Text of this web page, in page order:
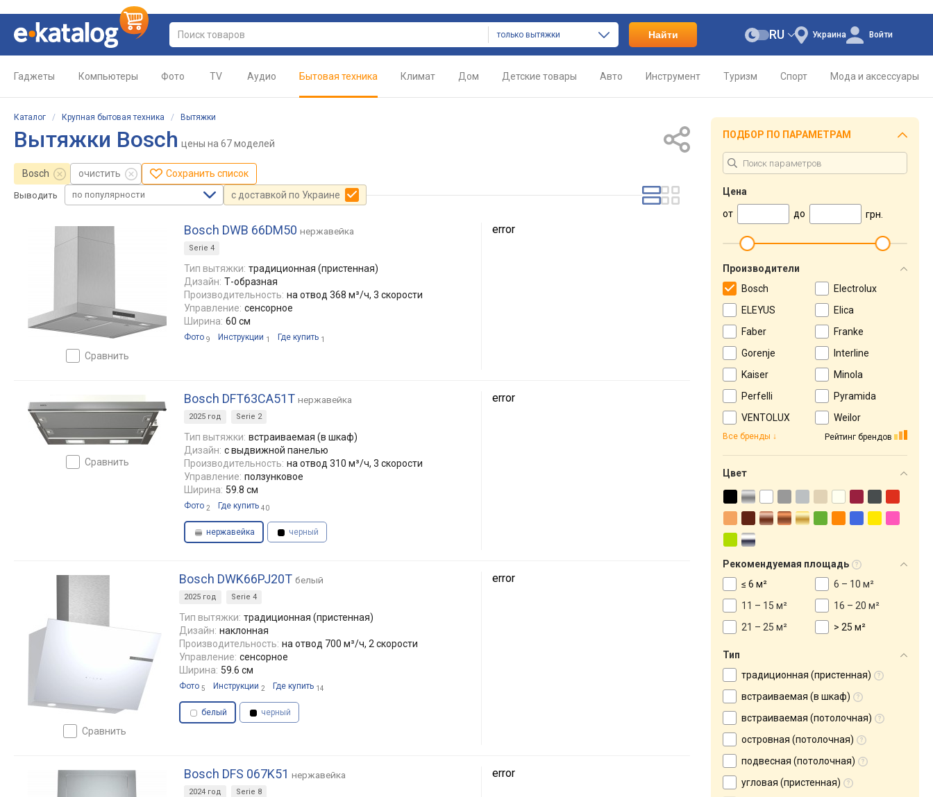
только вытяжки Найти Украина
RU Войти
Гаджеты Компьютеры Фото TV Аудио Бытовая техника Климат Дом Детские товары Авто Инструмент Туризм Спорт Мода и аксессуары
Каталог / Крупная бытовая техника / Вытяжки
Вытяжки Bosch цены на 67 моделей
Bosch очистить Сохранить список
Выводить по популярности с доставкой по Украине
сравнить
Bosch DWB 66DM50 нержавейка
Serie 4
Тип вытяжки: традиционная (пристенная)
Дизайн: Т-образная
Производительность: на отвод 368 м³/ч, 3 скорости
Управление: сенсорное
Ширина: 60 см
Фото 9 Инструкции 1 Где купить 1
error
сравнить
Bosch DFT63CA51T нержавейка
2025 год Serie 2
Тип вытяжки: встраиваемая (в шкаф)
Дизайн: с выдвижной панелью
Производительность: на отвод 310 м³/ч, 3 скорости
Управление: ползунковое
Ширина: 59.8 см
Фото 2 Где купить 40
нержавейка черный
error
сравнить
Bosch DWK66PJ20T белый
2025 год Serie 4
Тип вытяжки: традиционная (пристенная)
Дизайн: наклонная
Производительность: на отвод 700 м³/ч, 2 скорости
Управление: сенсорное
Ширина: 59.6 см
Фото 5 Инструкции 2 Где купить 14
белый черный
error
Bosch DFS 067K51 нержавейка
2024 год Serie 8
error
ПОДБОР ПО ПАРАМЕТРАМ
Цена
от
до грн.
Производители
Bosch
Electrolux
ELEYUS
Elica
Faber
Franke
Gorenje
Interline
Kaiser
Minola
Perfelli
Pyramida
VENTOLUX
Weilor
Рейтинг брендов
Все бренды
Цвет
Рекомендуемая площадь
≤ 6 м²
6 – 10 м²
11 – 15 м²
16 – 20 м²
21 – 25 м²
> 25 м²
Тип
традиционная (пристенная)
встраиваемая (в шкаф)
встраиваемая (потолочная)
островная (потолочная)
подвесная (потолочная)
угловая (пристенная)